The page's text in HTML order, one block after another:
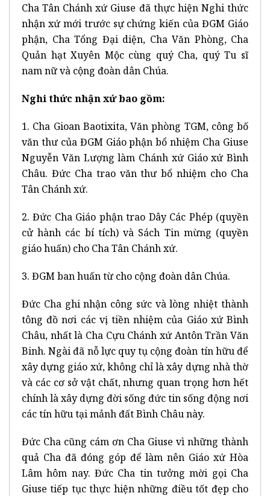
Cha Tân Chánh xứ Giuse đã thực hiện Nghi thức
nhận xứ mới trước sự chứng kiến của ĐGM Giáo
phận, Cha Tổng Đại diện, Cha Văn Phòng, Cha
Quản hạt Xuyên Mộc cùng quý Cha, quý Tu sĩ
nam nữ và cộng đoàn dân Chúa.
Nghi thức nhận xứ bao gồm:
1. Cha Gioan Baotixita, Văn phòng TGM, công bố
văn thư của ĐGM Giáo phận bổ nhiệm Cha Giuse
Nguyễn Văn Lượng làm Chánh xứ Giáo xứ Bình
Châu. Đức Cha trao văn thư bổ nhiệm cho Cha
Tân Chánh xứ.
2. Đức Cha Giáo phận trao Dây Các Phép (quyền
cử hành các bí tích) và Sách Tin mừng (quyền
giáo huấn) cho Cha Tân Chánh xứ.
3. ĐGM ban huấn từ cho cộng đoàn dân Chúa.
Đức Cha ghi nhận công sức và lòng nhiệt thành
tông đồ nơi các vị tiền nhiệm của Giáo xứ Bình
Châu, nhất là Cha Cựu Chánh xứ Antôn Trần Văn
Binh. Ngài đã nỗ lực quy tụ cộng đoàn tín hữu để
xây dựng giáo xứ, không chỉ là xây dựng nhà thờ
và các cơ sở vật chất, nhưng quan trọng hơn hết
chính là xây dựng đời sống đức tin sống động nơi
các tín hữu tại mảnh đất Bình Châu này.
Đức Cha cũng cám ơn Cha Giuse vì những thành
quả Cha đã đóng góp để làm nên Giáo xứ Hòa
Lâm hôm nay. Đức Cha tin tưởng mời gọi Cha
Giuse tiếp tục thực hiện những điều tốt đẹp cho